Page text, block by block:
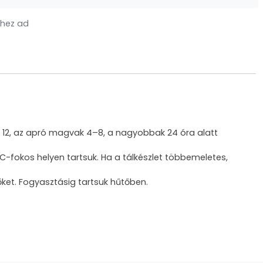
ad
az apró magvak 4–8, a nagyobbak 24 óra alatt
fokos helyen tartsuk. Ha a tálkészlet többemeletes,
Fogyasztásig tartsuk hűtőben.